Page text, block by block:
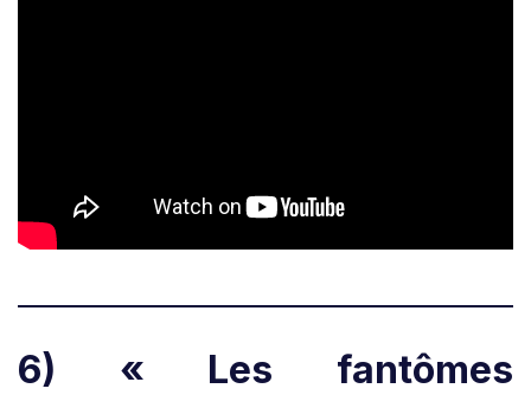
6) « Les fantômes